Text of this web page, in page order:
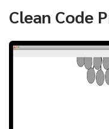
Clean Code